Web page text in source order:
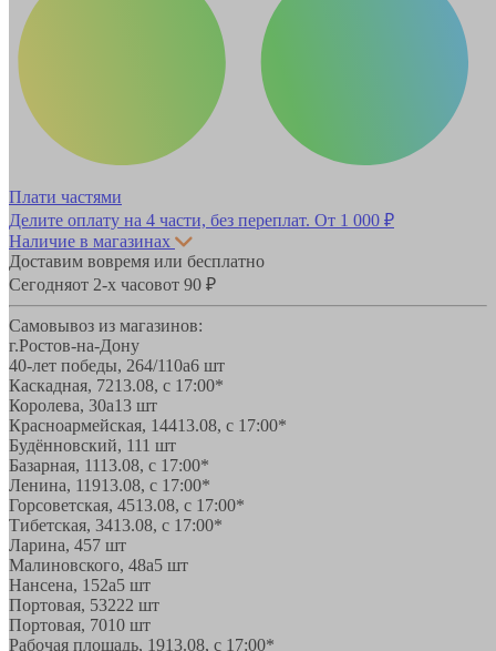
Плати частями
Делите оплату на 4 части, без переплат. От 1 000 ₽
Наличие в магазинах
Доставим вовремя или бесплатно
Сегодняот 2-х часовот 90 ₽
Самовывоз из магазинов:
г.Ростов-на-Дону
40-лет победы, 264/110а6 шт
Каскадная, 7213.08, с 17:00*
Королева, 30а13 шт
Красноармейская, 14413.08, с 17:00*
Будённовский, 111 шт
Базарная, 1113.08, с 17:00*
Ленина, 11913.08, с 17:00*
Горсоветская, 4513.08, с 17:00*
Тибетская, 3413.08, с 17:00*
Ларина, 457 шт
Малиновского, 48а5 шт
Нансена, 152а5 шт
Портовая, 53222 шт
Портовая, 7010 шт
Рабочая площадь, 1913.08, с 17:00*